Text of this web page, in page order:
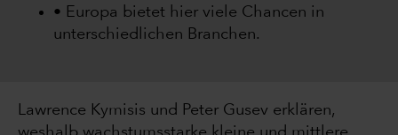
• Europa bietet hier viele Chancen in
unterschiedlichen Branchen.
Lawrence Kymisis und Peter Gusev erklären,